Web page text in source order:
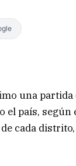
una partida
el país,
cada